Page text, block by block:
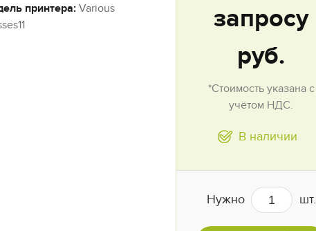
принтера: Various
запросу
руб.
*Стоимость указана с
учётом НДС.
В наличии
Нужно шт.